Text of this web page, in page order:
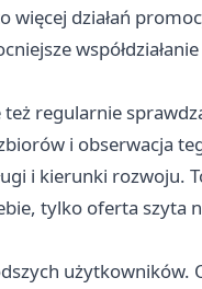
działań
też regularnie
i obserwacja
i kierunki rozwoju.
tylko oferta szyta
użytkowników.